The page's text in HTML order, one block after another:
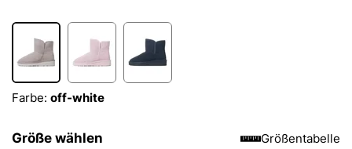
Farbe: off-white
Größe wählen Größentabelle